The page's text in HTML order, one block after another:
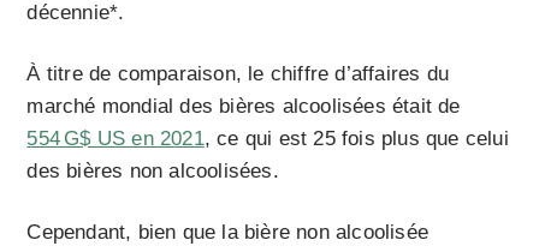
décennie*.
À titre de comparaison, le chiffre d’affaires du
marché mondial des bières alcoolisées était de
554 G$ US en 2021, ce qui est 25 fois plus que celui
des bières non alcoolisées.
Cependant, bien que la bière non alcoolisée